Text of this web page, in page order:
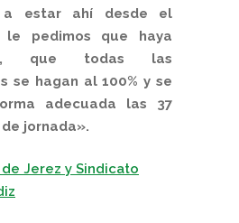
a estar ahí desde el
pedimos que haya
que todas las
se hagan al 100% y se
adecuada las 37
jornada».
Jerez y Sindicato